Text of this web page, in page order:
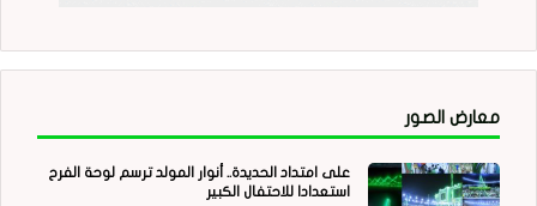
معارض الصور
على امتداد الحديدة.. أنوار المولد ترسم لوحة الفرح
استعدادا للاحتفال الكبير